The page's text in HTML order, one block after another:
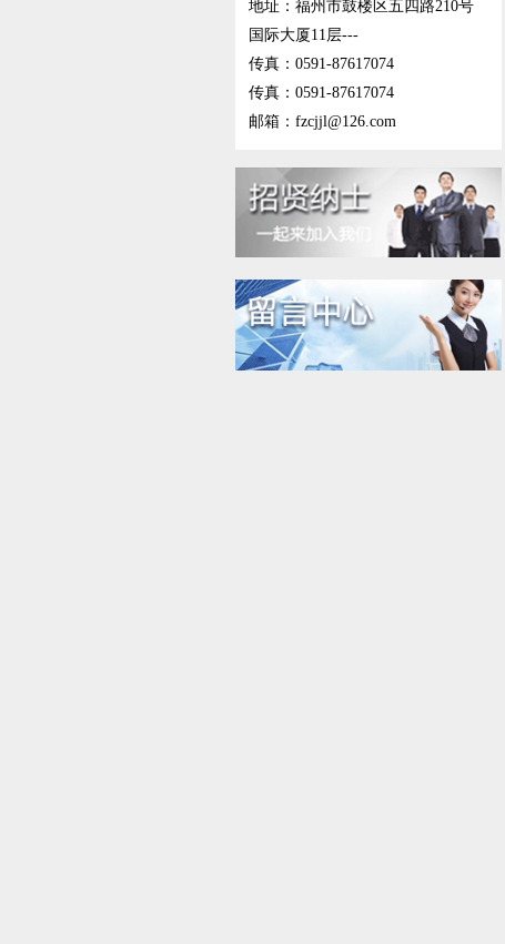
地址：福州市鼓楼区五四路210号
国际大厦11层---
传真：0591-87617074
传真：0591-87617074
邮箱：fzcjjl@126.com